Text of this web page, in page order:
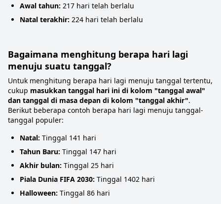
Awal tahun: 217 hari telah berlalu
Natal terakhir: 224 hari telah berlalu
Bagaimana menghitung berapa hari lagi
menuju suatu tanggal?
Untuk menghitung berapa hari lagi menuju tanggal tertentu,
cukup masukkan tanggal hari ini di kolom "tanggal awal"
dan tanggal di masa depan di kolom "tanggal akhir".
Berikut beberapa contoh berapa hari lagi menuju tanggal-
tanggal populer:
Natal: Tinggal 141 hari
Tahun Baru: Tinggal 147 hari
Akhir bulan: Tinggal 25 hari
Piala Dunia FIFA 2030: Tinggal 1402 hari
Halloween: Tinggal 86 hari